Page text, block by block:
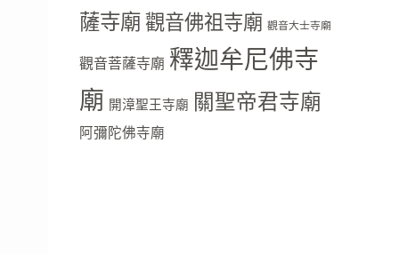
薩寺廟觀音佛祖寺廟 觀音大士寺廟
觀音菩薩寺廟 釋迦牟尼佛寺
廟 開漳聖王寺廟 關聖帝君寺廟
阿彌陀佛寺廟